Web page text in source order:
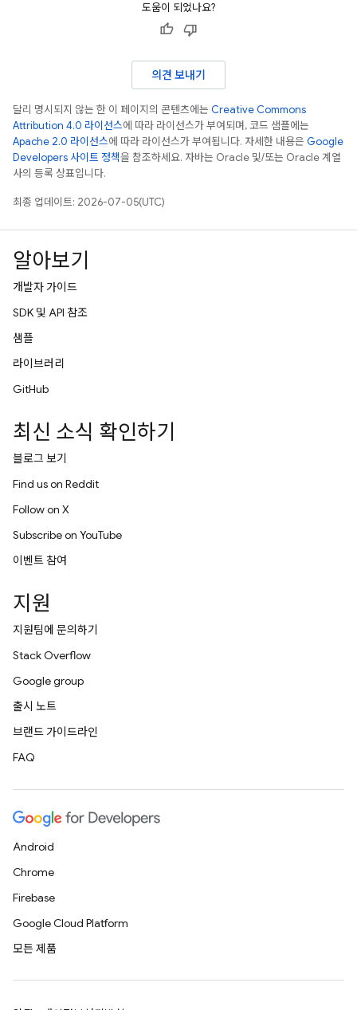
도움이 되었나요?
의견 보내기
달리 명시되지 않는 한 이 페이지의 콘텐츠에는 Creative Commons
Attribution 4.0 라이선스에 따라 라이선스가 부여되며, 코드 샘플에는
Apache 2.0 라이선스에 따라 라이선스가 부여됩니다. 자세한 내용은 Google
Developers 사이트 정책을 참조하세요. 자바는 Oracle 및/또는 Oracle 계열
사의 등록 상표입니다.
최종 업데이트: 2026-07-05(UTC)
알아보기
개발자 가이드
SDK 및 API 참조
샘플
라이브러리
GitHub
최신 소식 확인하기
블로그 보기
Find us on Reddit
Follow on X
Subscribe on YouTube
이벤트 참여
지원
지원팀에 문의하기
Stack Overflow
Google group
출시 노트
브랜드 가이드라인
FAQ
Android
Chrome
Firebase
Google Cloud Platform
모든 제품